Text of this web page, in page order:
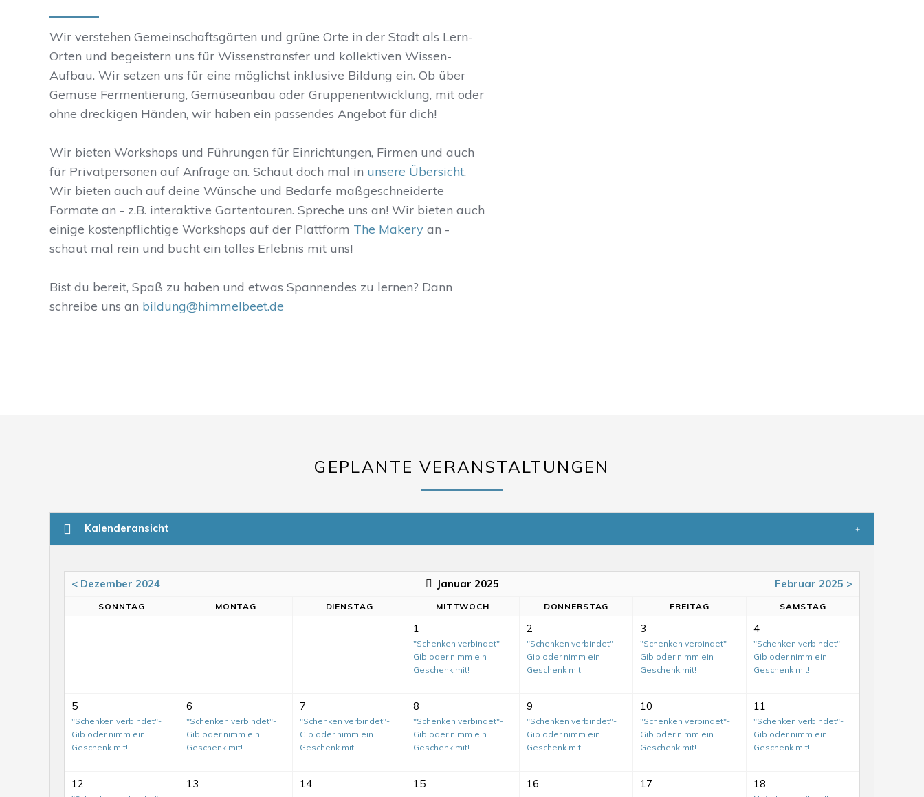
Wir verstehen Gemeinschaftsgärten und grüne Orte in der Stadt als Lern-
Orten und begeistern uns für Wissenstransfer und kollektiven Wissen-
Aufbau. Wir setzen uns für eine möglichst inklusive Bildung ein. Ob über
Gemüse Fermentierung, Gemüseanbau oder Gruppenentwicklung, mit oder
ohne dreckigen Händen, wir haben ein passendes Angebot für dich!
Wir bieten Workshops und Führungen für Einrichtungen, Firmen und auch
für Privatpersonen auf Anfrage an. Schaut doch mal in unsere Übersicht.
Wir bieten auch auf deine Wünsche und Bedarfe maßgeschneiderte
Formate an - z.B. interaktive Gartentouren. Spreche uns an! Wir bieten auch
einige kostenpflichtige Workshops auf der Plattform The Makery an -
schaut mal rein und bucht ein tolles Erlebnis mit uns!
Bist du bereit, Spaß zu haben und etwas Spannendes zu lernen? Dann
schreibe uns an bildung@himmelbeet.de
GEPLANTE VERANSTALTUNGEN
Kalenderansicht
< Dezember 2024 Januar 2025 Februar 2025 >
SO NNTAG MO NTAG DIENSTAG MITTWOCH DONNERSTAG FREITAG SAMSTAG
1
"Schenken verbindet"-
Gib oder nimm ein
Geschenk mit!
2
"Schenken verbindet"-
Gib oder nimm ein
Geschenk mit!
3
"Schenken verbindet"-
Gib oder nimm ein
Geschenk mit!
4
"Schenken verbindet"-
Gib oder nimm ein
Geschenk mit!
5
"Schenken verbindet"-
Gib oder nimm ein
Geschenk mit!
6
"Schenken verbindet"-
Gib oder nimm ein
Geschenk mit!
7
"Schenken verbindet"-
Gib oder nimm ein
Geschenk mit!
8
"Schenken verbindet"-
Gib oder nimm ein
Geschenk mit!
9
"Schenken verbindet"-
Gib oder nimm ein
Geschenk mit!
10
"Schenken verbindet"-
Gib oder nimm ein
Geschenk mit!
11
"Schenken verbindet"-
Gib oder nimm ein
Geschenk mit!
12 13 14 15 16 17 18